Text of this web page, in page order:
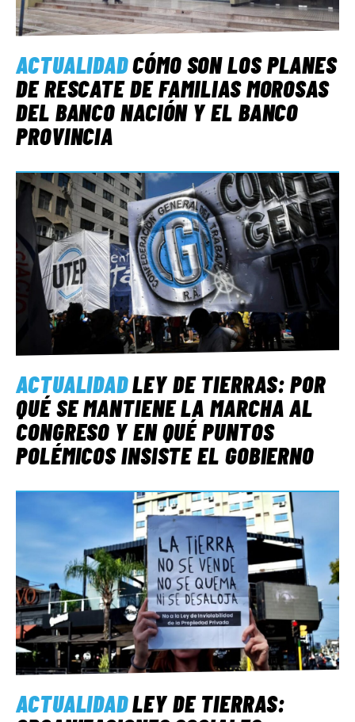
ACTUALIDADCÓMO SON LOS PLANES
DE RESCATE DE FAMILIAS MOROSAS
DEL BANCO NACIÓN Y EL BANCO
PROVINCIA
ACTUALIDADLEY DE TIERRAS: POR
QUÉ SE MANTIENE LA MARCHA AL
CONGRESO Y EN QUÉ PUNTOS
POLÉMICOS INSISTE EL GOBIERNO
ACTUALIDADLEY DE TIERRAS: